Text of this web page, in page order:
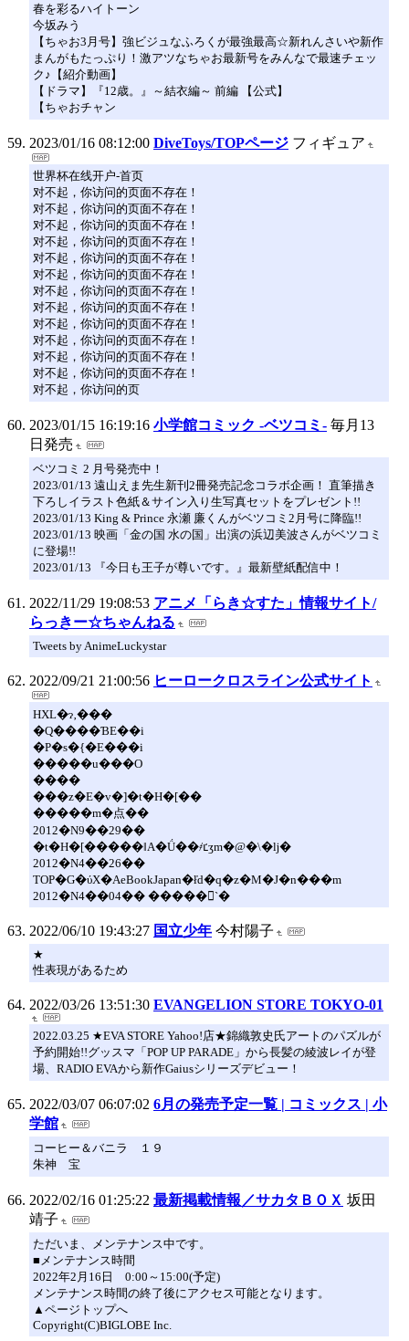
春を彩るハイトーン
今坂みう
【ちゃお3月号】強ビジュなふろくが最強最高☆新れんさいや新作
まんがもたっぷり！激アツなちゃお最新号をみんなで最速チェッ
ク♪【紹介動画】
【ドラマ】『12歳。』～結衣編～ 前編 【公式】
【ちゃおチャン
2023/01/16 08:12:00 DiveToys/TOPページ フィギュア
世界杯在线开户-首页
对不起，你访问的页面不存在！
对不起，你访问的页面不存在！
对不起，你访问的页面不存在！
对不起，你访问的页面不存在！
对不起，你访问的页面不存在！
对不起，你访问的页面不存在！
对不起，你访问的页面不存在！
对不起，你访问的页面不存在！
对不起，你访问的页面不存在！
对不起，你访问的页面不存在！
对不起，你访问的页面不存在！
对不起，你访问的页面不存在！
对不起，你访问的页
2023/01/15 16:19:16 小学館コミック -ベツコミ- 毎月13
日発売
ベツコミ 2 月号発売中！
2023/01/13 遠山えま先生新刊2冊発売記念コラボ企画！ 直筆描き
下ろしイラスト色紙＆サイン入り生写真セットをプレゼント!!
2023/01/13 King & Prince 永瀬 廉くんがベツコミ2月号に降臨!!
2023/01/13 映画「金の国 水の国」出演の浜辺美波さんがベツコミ
に登場!!
2023/01/13 『今日も王子が尊いです。』最新壁紙配信中！
2022/11/29 19:08:53 アニメ「らき☆すた」情報サイト/
らっきー☆ちゃんねる
Tweets by AnimeLuckystar
2022/09/21 21:00:56 ヒーロークロスライン公式サイト
HXL�ɂ‚���
�Q����ƁE��i
�P�s�{�E���i
�����u���O
����
���z�E�v�]�t�H�[��
�����m�点��
2012�N9��29��
�t�H�[�����ǁA�Ǘ��҂ւ̒ʒm�@�\�ǉ�
2012�N4��26��
TOP�G�ύX�AeBookJapan�ł̓d�q�z�M�J�n���m
2012�N4��04�� �����񍐃`�
2022/06/10 19:43:27 国立少年 今村陽子
★
性表現があるため
2022/03/26 13:51:30 EVANGELION STORE TOKYO-01
2022.03.25 ★EVA STORE Yahoo!店★錦織敦史氏アートのパズルが
予約開始!!グッスマ「POP UP PARADE」から長髪の綾波レイが登
場、RADIO EVAから新作Gaiusシリーズデビュー！
2022/03/07 06:07:02 6月の発売予定一覧 | コミックス | 小
学館
コーヒー＆バニラ １９
朱神 宝
2022/02/16 01:25:22 最新掲載情報／サカタＢＯＸ 坂田
靖子
ただいま、メンテナンス中です。
■メンテナンス時間
2022年2月16日 0:00～15:00(予定)
メンテナンス時間の終了後にアクセス可能となります。
▲ページトップへ
Copyright(C)BIGLOBE Inc.